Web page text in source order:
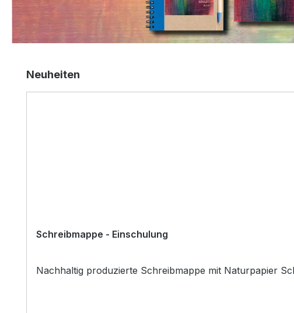
Produktgalerie überspringen
Neuheiten
Schreibmappe - Einschulung
Nachhaltig produzierte Schreibmappe mit Naturpapier